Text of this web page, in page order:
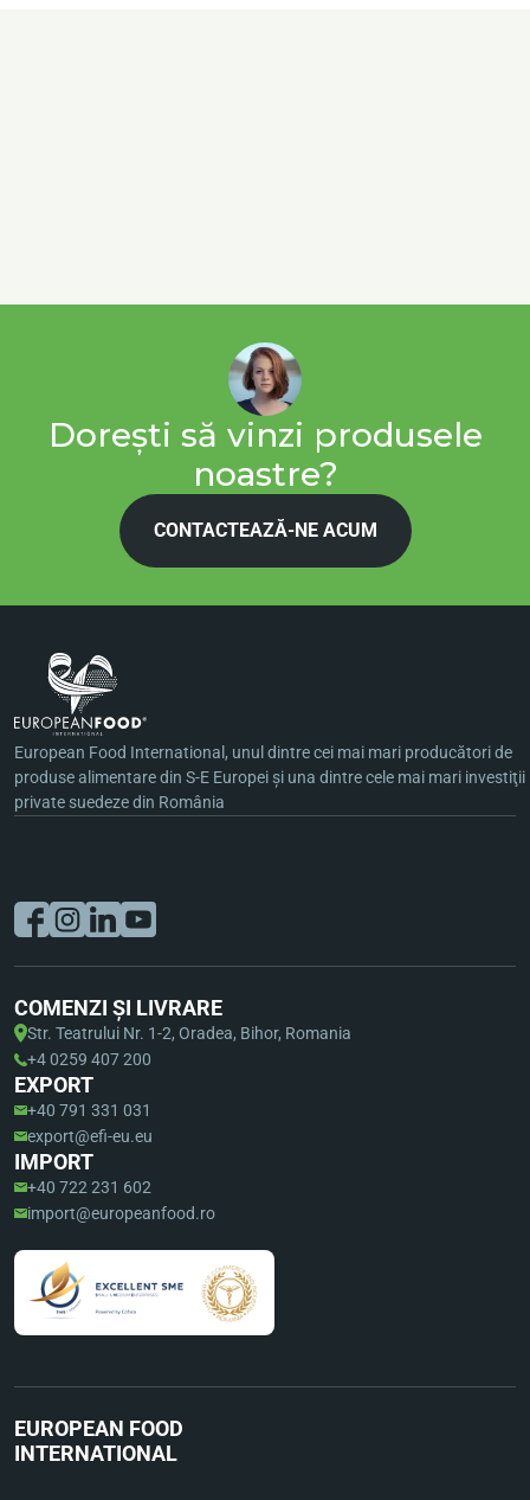
Dorești să vinzi produsele
noastre?
CONTACTEAZĂ-NE ACUM
European Food International, unul dintre cei mai mari producători de
produse alimentare din S-E Europei şi una dintre cele mai mari investiţii
private suedeze din România
COMENZI ȘI LIVRARE
Str. Teatrului Nr. 1-2, Oradea, Bihor, Romania
+4 0259 407 200
EXPORT
+40 791 331 031
export@efi-eu.eu
IMPORT
+40 722 231 602
import@europeanfood.ro
EUROPEAN FOOD
INTERNATIONAL